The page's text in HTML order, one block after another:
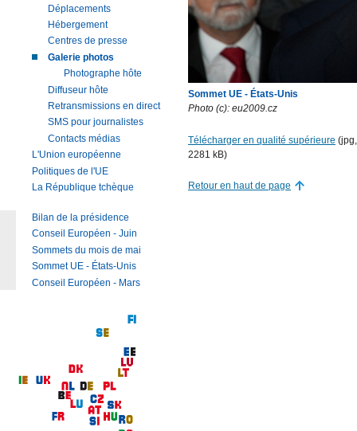
Sommet UE - États-Unis
Photo (c): eu2009.cz
Télécharger en qualité supérieure
2281 kB)
Retour en haut de page
Déplacements
Hébergement
Centres de presse
Galerie photos
Photographe hôte
Diffuseur hôte
Retransmissions en direct
SMS pour journalistes
Contacts médias
L'Union européenne
Politiques de l'UE
La République tchèque
Bilan de la présidence
Conseil Européen - Juin
Sommets du mois de mai
Sommet UE - États-Unis
Conseil Européen - Mars